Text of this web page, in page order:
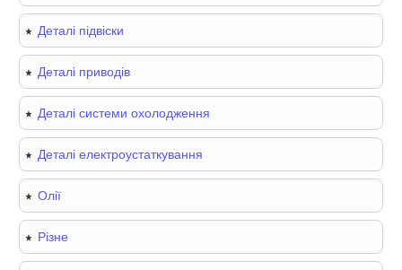
Деталі підвіски
Деталі приводів
Деталі системи охолодження
Деталі електроустаткування
Олії
Різне